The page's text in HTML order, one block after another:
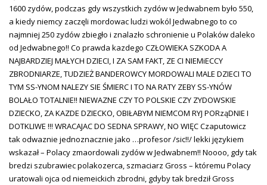
1600 zydów, podczas gdy wszystkich zydów w Jedwabnem było 550,
a kiedy niemcy zaczęli mordowac ludzi wokól Jedwabnego to co
najmniej 250 zydów zbiegło i znalazło schronienie u Polaków daleko
od Jedwabnego!! Co prawda kazdego CZŁOWIEKA SZKODA A
NAJBARDZIEJ MAŁYCH DZIECI, I ZA SAM FAKT, ZE CI NIEMiECCY
ZBRODNIARZE, TUDZIEŻ BANDEROWCY MORDOWALI MALE DZIECI TO
TYM SS-YNOM NALEZY SIE ŚMIERC I TO NA RATY ZEBY SS-YNÓW
BOLAŁO TOTALNIE!! NIEWAZNE CZY TO POLSKIE CZY ZYDOWSKIE
DZIECKO, ZA KAZDE DZIECKO, OBIŁABYM NIEMCOM RYJ PORząDNIE I
DOTKLIWE !!! WRACAJAC DO SEDNA SPRAWY, NO WIĘC Czaputowicz
tak odwaznie jednoznacznie jako …profesor /sic!!/ lekki językiem
wskazał – Polacy zmaordowali zydów w Jedwabnem!! Noooo, gdy tak
bredzi szubrawiec polakozerca, szmaciarz Gross – któremu Polacy
uratowali ojca od niemeickich zbrodni, gdyby tak bredził Gross